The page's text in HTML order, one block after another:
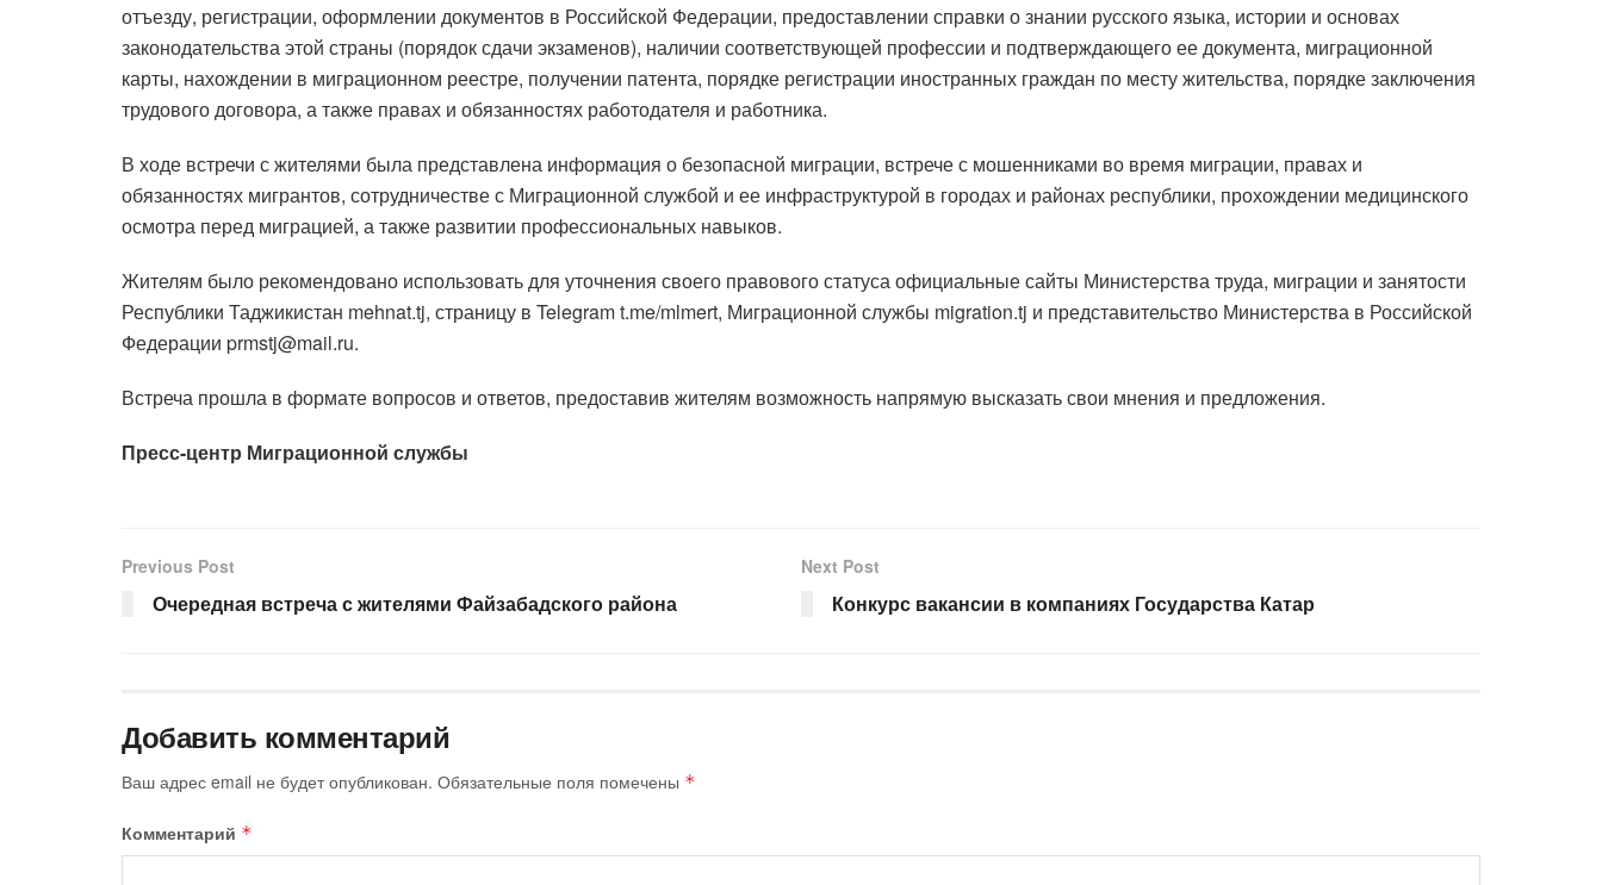
отъезду, регистрации, оформлении документов в Российской Федерации, предоставлении справки о знании русского языка, истории и основах
законодательства этой страны (порядок сдачи экзаменов), наличии соответствующей профессии и подтверждающего ее документа, миграционной
карты, нахождении в миграционном реестре, получении патента, порядке регистрации иностранных граждан по месту жительства, порядке заключения
трудового договора, а также правах и обязанностях работодателя и работника.
В ходе встречи с жителями была представлена ​​информация о безопасной миграции, встрече с мошенниками во время миграции, правах и
обязанностях мигрантов, сотрудничестве с Миграционной службой и ее инфраструктурой в городах и районах республики, прохождении медицинского
осмотра перед миграцией, а также развитии профессиональных навыков.
Жителям было рекомендовано использовать для уточнения своего правового статуса официальные сайты Министерства труда, миграции и занятости
Республики Таджикистан mehnat.tj, страницу в Telegram t.me/mlmert, Миграционной службы migration.tj и представительство Министерства в Российской
Федерации prmstj@mail.ru.
Встреча прошла в формате вопросов и ответов, предоставив жителям возможность напрямую высказать свои мнения и предложения.
Пресс-центр Миграционной службы
Previous Post
Очередная встреча с жителями Файзабадского района
Next Post
Конкурс вакансии в компаниях Государства Катар
Добавить комментарий
Ваш адрес email не будет опубликован. Обязательные поля помечены *
Комментарий *